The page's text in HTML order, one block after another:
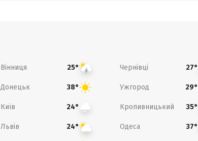
Вінниця 25° Чернівці 27°
Донецьк 38° Ужгород 29°
Київ 24° Кропивницький 35°
Львів 24° Одеса 37°